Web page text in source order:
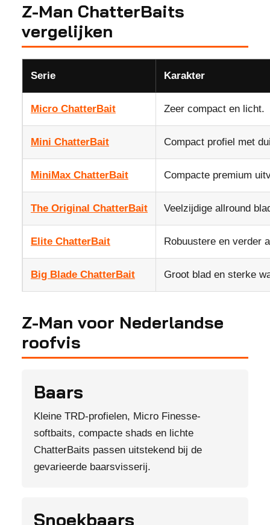
Z-Man ChatterBaits
vergelijken
Serie Karakter
Micro ChatterBait Zeer compact en licht.
Mini ChatterBait Compact profiel met
MiniMax ChatterBait Compacte premium
The Original ChatterBait Veelzijdige allround
Elite ChatterBait Robuustere en verder
Big Blade ChatterBait Groot blad en sterke
Z-Man voor Nederlandse
roofvis
Baars
Kleine TRD-profielen, Micro Finesse-
softbaits, compacte shads en lichte
ChatterBaits passen uitstekend bij de
gevarieerde baarsvisserij.
Snoekbaars